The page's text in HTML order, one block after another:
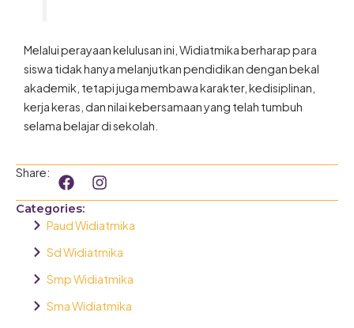
Melalui perayaan kelulusan ini, Widiatmika berharap para
siswa tidak hanya melanjutkan pendidikan dengan bekal
akademik, tetapi juga membawa karakter, kedisiplinan,
kerja keras, dan nilai kebersamaan yang telah tumbuh
selama belajar di sekolah.
Share:
F
a
c
e
b
o
k
I
n
s
t
a
g
a
m
Categories:
Paud Widiatmika
Sd Widiatmika
Smp Widiatmika
Sma Widiatmika